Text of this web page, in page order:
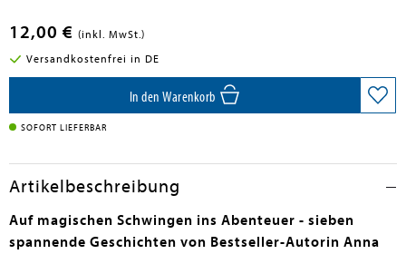
12,00 € (inkl. MwSt.)
Versandkostenfrei in DE
In den Warenkorb
SOFORT LIEFERBAR
Artikelbeschreibung
Auf magischen Schwingen ins Abenteuer - sieben
spannende Geschichten von Bestseller-Autorin Anna